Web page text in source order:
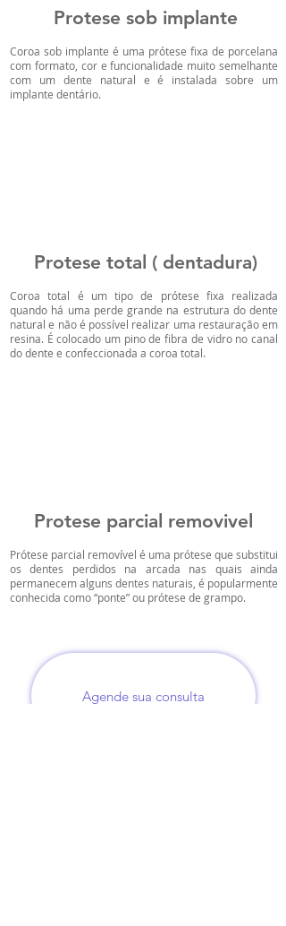
Protese sob implante
Coroa sob implante é uma prótese fixa de porcelana
com formato, cor e funcionalidade muito semelhante
com um dente natural e é instalada sobre um
implante dentário.
Protese total ( dentadura)
Coroa total é um tipo de prótese fixa realizada
quando há uma perde grande na estrutura do dente
natural e não é possível realizar uma restauração em
resina. É colocado um pino de fibra de vidro no canal
do dente e confeccionada a coroa total.
Protese parcial removivel
Prótese parcial removível é uma prótese que substitui
os dentes perdidos na arcada nas quais ainda
permanecem alguns dentes naturais, é popularmente
conhecida como “ponte” ou prótese de grampo.
Agende sua consulta